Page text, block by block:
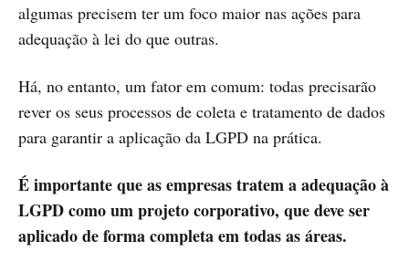
algumas precisem ter um foco maior nas ações para
adequação à lei do que outras.
Há, no entanto, um fator em comum: todas precisarão
rever os seus processos de coleta e tratamento de dados
para garantir a aplicação da LGPD na prática.
É importante que as empresas tratem a adequação à
LGPD como um projeto corporativo, que deve ser
aplicado de forma completa em todas as áreas.